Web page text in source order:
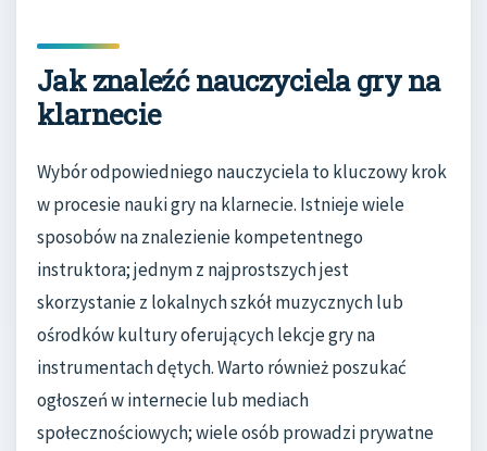
Jak znaleźć nauczyciela gry na
klarnecie
Wybór odpowiedniego nauczyciela to kluczowy krok
w procesie nauki gry na klarnecie. Istnieje wiele
sposobów na znalezienie kompetentnego
instruktora; jednym z najprostszych jest
skorzystanie z lokalnych szkół muzycznych lub
ośrodków kultury oferujących lekcje gry na
instrumentach dętych. Warto również poszukać
ogłoszeń w internecie lub mediach
społecznościowych; wiele osób prowadzi prywatne